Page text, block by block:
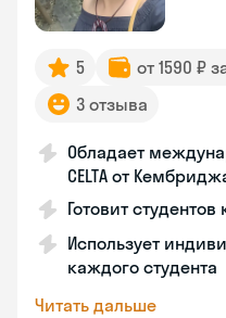
5 от 1590 ₽
3 отзыва
Обладает
CELTA от
Готовит студентов
Использует
каждого студента
Читать дальше